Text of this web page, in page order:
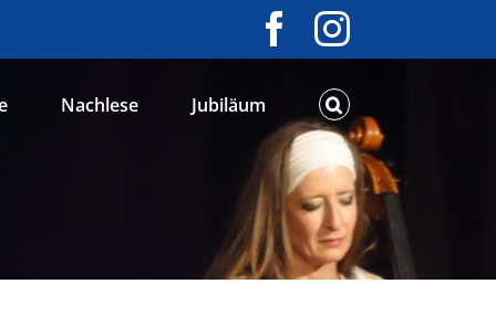
Facebook
Instagram
Nachlese Jubiläum